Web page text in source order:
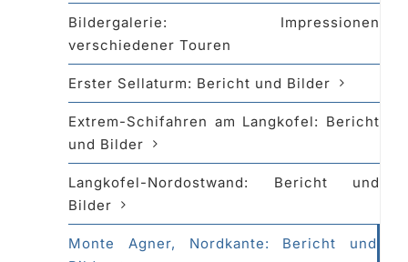
Bildergalerie: Impressionen
verschiedener Touren
Erster Sellaturm: Bericht und Bilder
Extrem-Schifahren am Langkofel: Bericht
und Bilder
Langkofel-Nordostwand: Bericht und
Bilder
Monte Agner, Nordkante: Bericht und